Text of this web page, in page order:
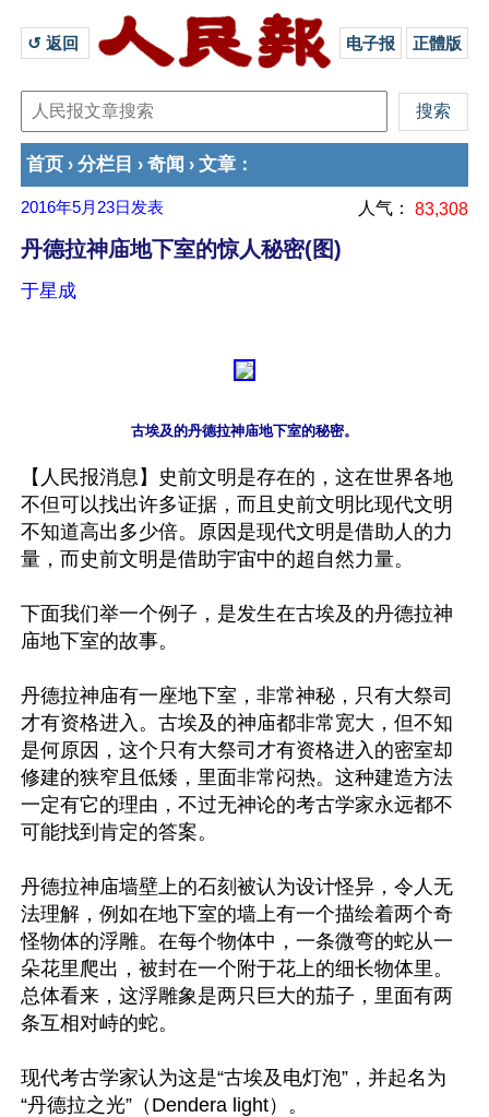
↺ 返回 电子报 正體版
首页 › 分栏目 › 奇闻 › 文章 ：
2016年5月23日 发表 人气： 83,308
丹德拉神庙地下室的惊人秘密(图)
于星成
古埃及的丹德拉神庙地下室的秘密。
【人民报消息】史前文明是存在的，这在世界各地
不但可以找出许多证据，而且史前文明比现代文明
不知道高出多少倍。原因是现代文明是借助人的力
量，而史前文明是借助宇宙中的超自然力量。
下面我们举一个例子，是发生在古埃及的丹德拉神
庙地下室的故事。
丹德拉神庙有一座地下室，非常神秘，只有大祭司
才有资格进入。古埃及的神庙都非常宽大，但不知
是何原因，这个只有大祭司才有资格进入的密室却
修建的狭窄且低矮，里面非常闷热。这种建造方法
一定有它的理由，不过无神论的考古学家永远都不
可能找到肯定的答案。
丹德拉神庙墙壁上的石刻被认为设计怪异，令人无
法理解，例如在地下室的墙上有一个描绘着两个奇
怪物体的浮雕。在每个物体中，一条微弯的蛇从一
朵花里爬出，被封在一个附于花上的细长物体里。
总体看来，这浮雕象是两只巨大的茄子，里面有两
条互相对峙的蛇。
现代考古学家认为这是“古埃及电灯泡”，并起名为
“丹德拉之光”（Dendera light）。